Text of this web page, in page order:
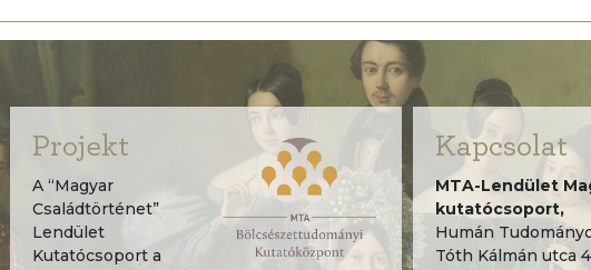
Projekt
A “Magyar
Családtörténet”
Lendület
Kutatócsoport a
Kapcsolat
MTA-Lendület
kutatócsoport,
Humán
Tóth Kálmán utca